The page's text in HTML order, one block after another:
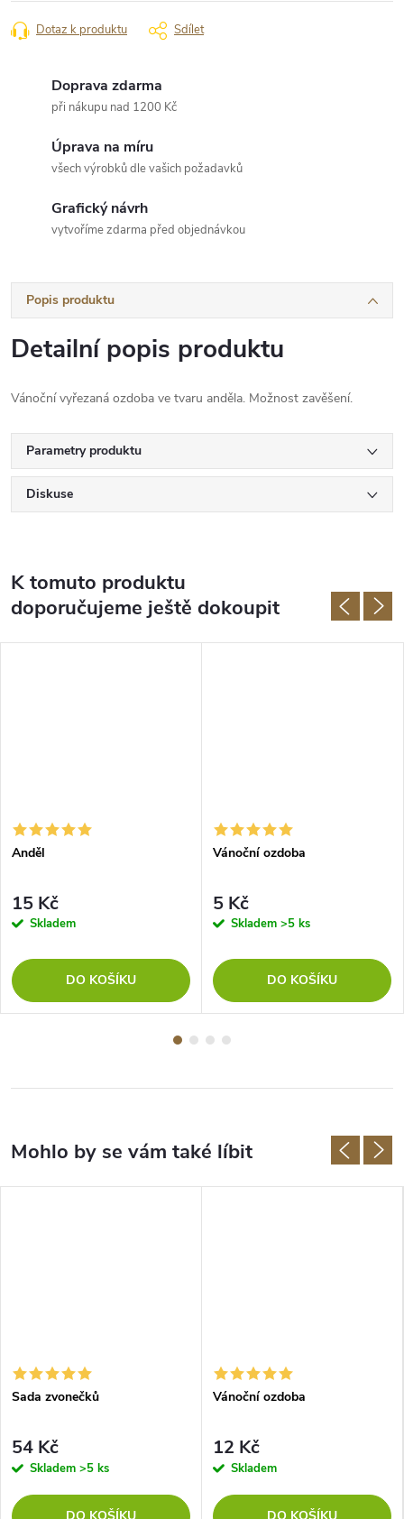
Dotaz k produktu Sdílet
Doprava zdarma
při nákupu nad 1200 Kč
Úprava na míru
všech výrobků dle vašich požadavků
Grafický návrh
vytvoříme zdarma před objednávkou
Popis produktu
Detailní popis produktu
Vánoční vyřezaná ozdoba ve tvaru anděla. Možnost zavěšení.
Parametry produktu
Diskuse
K tomuto produktu
doporučujeme ještě dokoupit
Anděl
15 Kč
Skladem
DO KOŠÍKU
Vánoční ozdoba
5 Kč
Skladem >5 ks
DO KOŠÍKU
Sada zvonečků
54 Kč
Skladem >5 ks
DO KOŠÍKU
Vánoční ozdoba
12 Kč
Skladem
DO KOŠÍKU